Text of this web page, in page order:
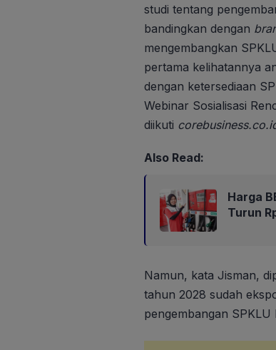
studi tentang
bandingkan dengan
mengembangkan
pertama kelihatannya
dengan ketersediaan
Webinar Sosialisasi
diikuti
Also Read:
Harga
Turun
Namun, kata Jisman,
tahun 2028 sudah
pengembangan